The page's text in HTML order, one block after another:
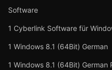
Software
1 Cyberlink Software für
1 Windows 8.1 (64Bit) German
1 Windows 8.1 (64Bit) German